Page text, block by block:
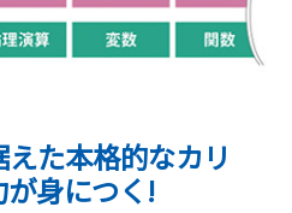
た本格的なカリ
身につく!